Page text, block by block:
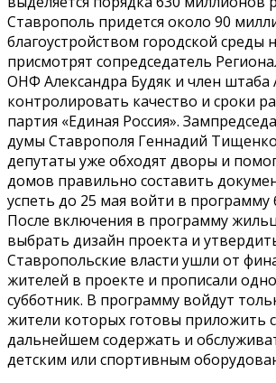
Ставрополь придется около 90
благоустройством городской среды
присмотрят сопредседатель
ОНФ Александра Будяк и член штаба
контролировать качество и сроки
партия «Единая Россия».
думы Ставрополя Геннадий Тищенко
депутаты уже обходят дворы и
домов правильно составить
успеть до 25 мая войти в программу
После включения в программу
выбрать дизайн проекта и
Ставропольские власти ушли от
жителей в проекте и прописали
субботник. В программу войдут
жители которых готовы приложить
дальнейшем содержать и
детским или спортивным